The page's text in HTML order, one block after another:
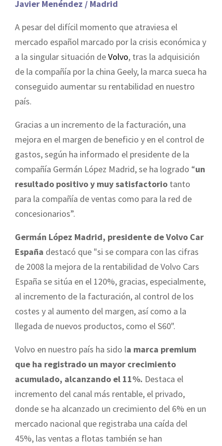
Javier Menéndez / Madrid
A pesar del difícil momento que atraviesa el
mercado español marcado por la crisis económica y
a la singular situación deVolvo, tras la adquisición
de la compañía por la china Geely, la marca sueca ha
conseguido aumentar su rentabilidad en nuestro
país.
Gracias a un incremento de la facturación, una
mejora en el margen de beneficio y en el control de
gastos, según ha informado el presidente de la
compañía Germán López Madrid, se ha logrado “un
resultado positivo y muy satisfactorio tanto
para la compañía de ventas como para la red de
concesionarios”.
Germán López Madrid, presidente de Volvo Car
España destacó que "si se compara con las cifras
de 2008 la mejora de la rentabilidad de Volvo Cars
España se sitúa en el 120%, gracias, especialmente,
al incremento de la facturación, al control de los
costes y al aumento del margen, así como a la
llegada de nuevos productos, como el S60".
Volvo en nuestro país ha sido la marca premium
que ha registrado un mayor crecimiento
acumulado, alcanzando el 11%. Destaca el
incremento del canal más rentable, el privado,
donde se ha alcanzado un crecimiento del 6% en un
mercado nacional que registraba una caída del
45%, las ventas a flotas también se han